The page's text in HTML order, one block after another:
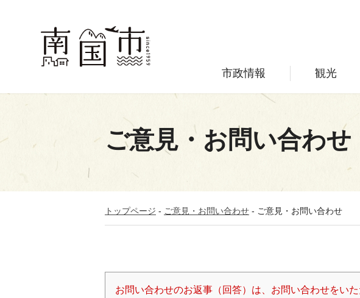
市政情報 観光
ご意見・お問い合わせ
トップページ - ご意見・お問い合わせ - ご意見・お問い合わせ
お問い合わせのお返事（回答）は、お問い合わせをい